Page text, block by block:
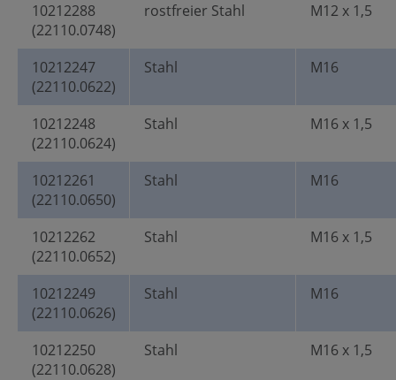
10212288
(22110.0748)
rostfreier Stahl M12 x 1,5
10212247
(22110.0622)
Stahl M16
10212248
(22110.0624)
Stahl M16 x 1,5
10212261
(22110.0650)
Stahl M16
10212262
(22110.0652)
Stahl M16 x 1,5
10212249
(22110.0626)
Stahl M16
10212250
(22110.0628)
Stahl M16 x 1,5